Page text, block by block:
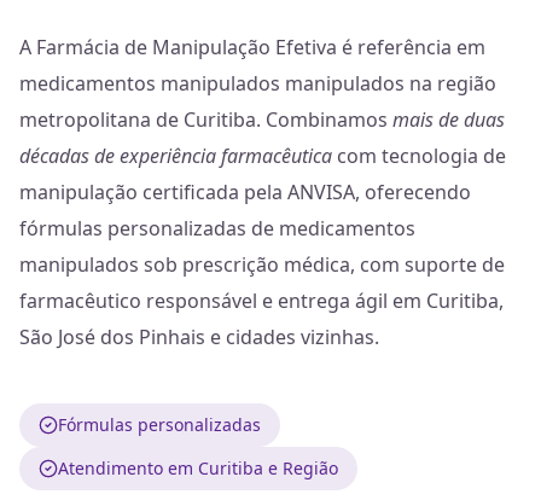
A Farmácia de Manipulação Efetiva é referência em
medicamentos manipulados manipulados na região
metropolitana de Curitiba. Combinamos mais de duas
décadas de experiência farmacêutica com tecnologia de
manipulação certificada pela ANVISA, oferecendo
fórmulas personalizadas de medicamentos
manipulados sob prescrição médica, com suporte de
farmacêutico responsável e entrega ágil em Curitiba,
São José dos Pinhais e cidades vizinhas.
Fórmulas personalizadas
Atendimento em Curitiba e Região